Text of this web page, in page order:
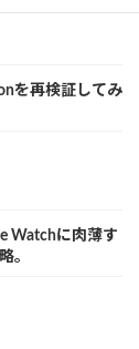
を再検証してみ
Watchに肉薄す
。